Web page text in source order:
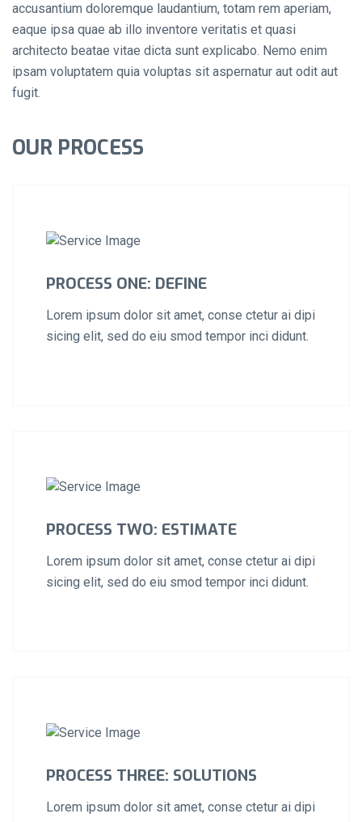
accusantium doloremque laudantium, totam rem aperiam,
eaque ipsa quae ab illo inventore veritatis et quasi
architecto beatae vitae dicta sunt explicabo. Nemo enim
ipsam voluptatem quia voluptas sit aspernatur aut odit aut
fugit.
OUR PROCESS
PROCESS ONE: DEFINE
Lorem ipsum dolor sit amet, conse ctetur ai dipi
sicing elit, sed do eiu smod tempor inci didunt.
PROCESS TWO: ESTIMATE
Lorem ipsum dolor sit amet, conse ctetur ai dipi
sicing elit, sed do eiu smod tempor inci didunt.
PROCESS THREE: SOLUTIONS
Lorem ipsum dolor sit amet, conse ctetur ai dipi